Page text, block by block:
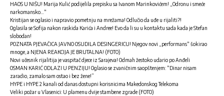
HAOS U NIŠU! Marija Kulić podijelila prepisku sa Ivanom Marinkovićem! „Odronu i smeće
narkomansko…“
Kristijan se oglasio i napravio pometnju na mrežama! Odlučio da uđe u rijaliti?!
Oglasila se Sofija nakon raskida Karića i Andree! Evo da li su u kontaktu sada kada je Stefan
slobodan!
POZNATA PJEVAČICA JAVNO OSUDILA DESINGERICU! Njegov novi „performans“ šokirao
mnoge, a NJENA REAKCIJA JE BRUTALNA! (FOTO)
Novi učesnik rijalitija je vaspitač djece iz Sarajeva! Odmah žestoko udario po Anđeli
OSMAN KARIĆ ODLAZI U PENZIJU! Oglasio se zvaničnim saopštenjem: “Dinar nisam
zaradio, zamalo sam ostao i bez žene!”
HYPE i HYPE 2 kanali od danas dostupni korisnicima Makedonskog Telekoma
Veliki požar u Vlasenici: U plamenu dvije stambene zgrade (FOTO)